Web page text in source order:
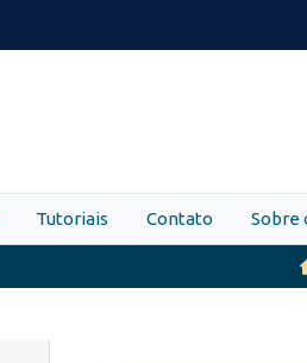
Tutoriais Contato Sobre